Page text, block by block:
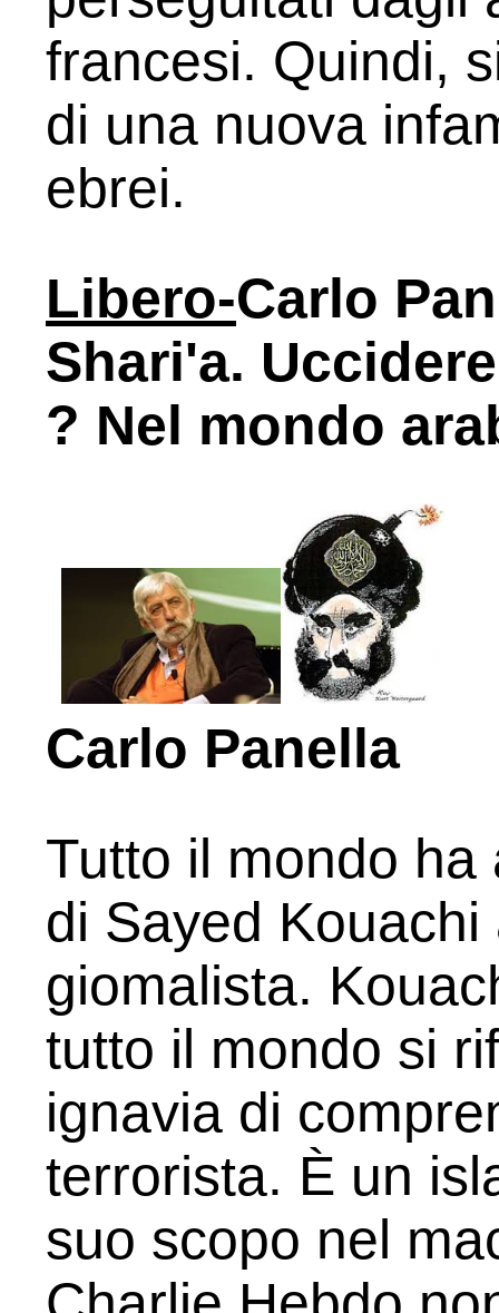
francesi. Quindi,
di una nuova
ebrei.
Libero-Carlo
Shari'a.
? Nel mondo
Carlo Panella
Tutto il mondo
di Sayed
giomalista.
tutto il mondo si
ignavia di
terrorista. È un
suo scopo nel